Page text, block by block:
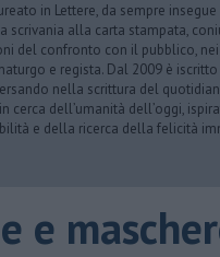
in Lettere, da sempre
scrivania alla carta stampata,
del confronto con il pubblico,
e regista. Dal 2009 è iscritto
nella scrittura del
cerca dell’umanità dell’oggi,
e della ricerca della felicità
e